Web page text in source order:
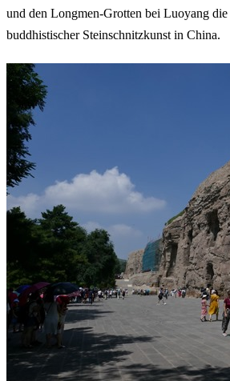
und den Longmen-Grotten bei Luoyang
buddhistischer Steinschnitzkunst in China.